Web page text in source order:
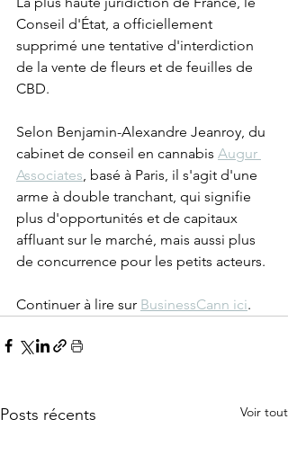
Conseil d'État, a officiellement
supprimé une tentative d'interdiction
de la vente de fleurs et de feuilles de
CBD.
Selon Benjamin-Alexandre Jeanroy, du
cabinet de conseil en cannabis Augur
Associates , basé à Paris, il s'agit d'une
arme à double tranchant, qui signifie
plus d'opportunités et de capitaux
affluant sur le marché, mais aussi plus
de concurrence pour les petits acteurs.
Continuer à lire sur BusinessCann ici.
Posts récents Voir tout